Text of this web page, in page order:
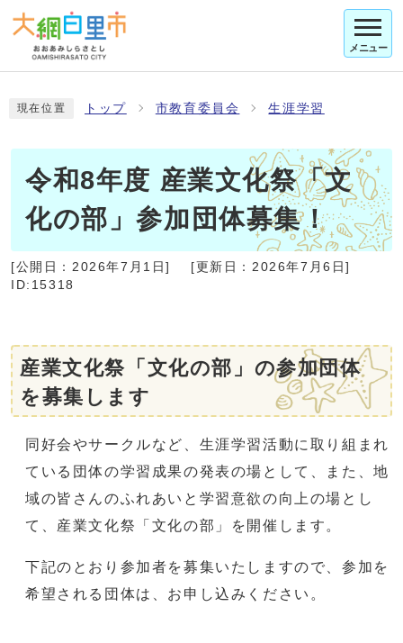
メニュー
現在位置 トップ 市教育委員会 生涯学習
令和8年度 産業文化祭「文
化の部」参加団体募集！
[公開日： 2026年7月1日] [更新日： 2026年7月6日]
ID:15318
産業文化祭「文化の部」の参加団体
を募集します
同好会やサークルなど、生涯学習活動に取り組まれ
ている団体の学習成果の発表の場として、また、地
域の皆さんのふれあいと学習意欲の向上の場とし
て、産業文化祭「文化の部」を開催します。
下記のとおり参加者を募集いたしますので、参加を
希望される団体は、お申し込みください。